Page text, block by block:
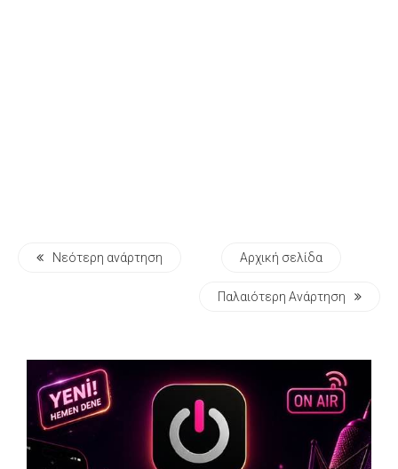
Νεότερη ανάρτηση Αρχική σελίδα
Παλαιότερη Ανάρτηση